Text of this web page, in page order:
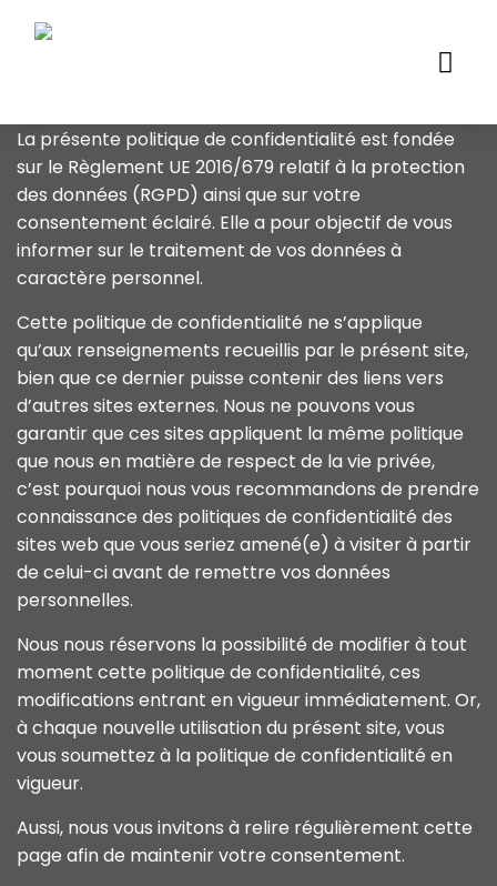
La présente politique de confidentialité est fondée
sur le Règlement UE 2016/679 relatif à la protection
des données (RGPD) ainsi que sur votre
consentement éclairé. Elle a pour objectif de vous
informer sur le traitement de vos données à
caractère personnel.
Cette politique de confidentialité ne s’applique
qu’aux renseignements recueillis par le présent site,
bien que ce dernier puisse contenir des liens vers
d’autres sites externes. Nous ne pouvons vous
garantir que ces sites appliquent la même politique
que nous en matière de respect de la vie privée,
c’est pourquoi nous vous recommandons de prendre
connaissance des politiques de confidentialité des
sites web que vous seriez amené(e) à visiter à partir
de celui-ci avant de remettre vos données
personnelles.
Nous nous réservons la possibilité de modifier à tout
moment cette politique de confidentialité, ces
modifications entrant en vigueur immédiatement. Or,
à chaque nouvelle utilisation du présent site, vous
vous soumettez à la politique de confidentialité en
vigueur.
Aussi, nous vous invitons à relire régulièrement cette
page afin de maintenir votre consentement.